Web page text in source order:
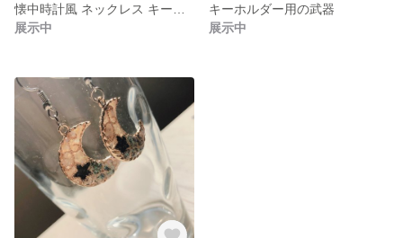
展示中
キーホルダー用の武器
展示中